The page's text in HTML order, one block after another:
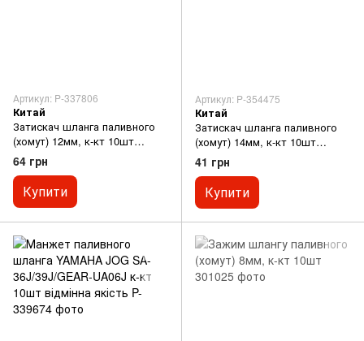
Артикул: P-337806
Китай
Затискач шланга паливного
(хомут) 12мм, к-кт 10шт
відмінна якість
64 грн
Купити
Артикул: P-354475
Китай
Затискач шланга паливного
(хомут) 14мм, к-кт 10шт
відмінна якість
41 грн
Купити